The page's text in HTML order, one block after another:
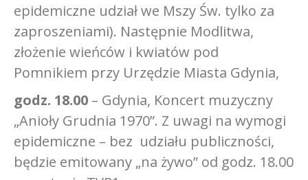
epidemiczne udział we Mszy Św. tylko za
zaproszeniami). Następnie Modlitwa,
złożenie wieńców i kwiatów pod
Pomnikiem przy Urzędzie Miasta Gdynia,
godz. 18.00 – Gdynia, Koncert muzyczny
„Anioły Grudnia 1970”. Z uwagi na wymogi
epidemiczne – bez udziału publiczności,
będzie emitowany „na żywo” od godz. 18.00